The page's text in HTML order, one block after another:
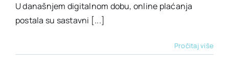
U današnjem digitalnom dobu, online plaćanja
postala su sastavni [...]
Pročitaj više